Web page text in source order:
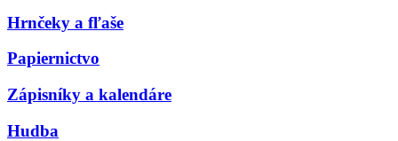
Hrnčeky a fľaše
Papiernictvo
Zápisníky a kalendáre
Hudba